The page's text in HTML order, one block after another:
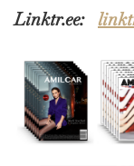
Linktr.ee: